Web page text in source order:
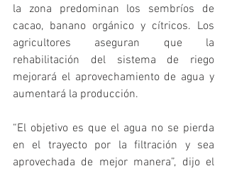
la zona predominan los sembríos de
cacao, banano orgánico y cítricos. Los
agricultores aseguran que la
rehabilitación del sistema de riego
mejorará el aprovechamiento de agua y
aumentará la producción.
“El objetivo es que el agua no se pierda
en el trayecto por la filtración y sea
aprovechada de mejor manera”, dijo el